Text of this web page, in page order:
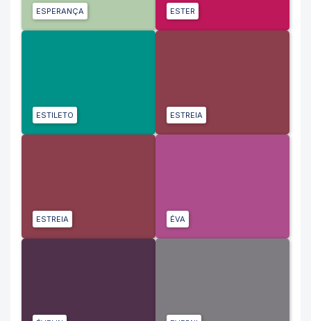
ESPERANÇA ESTER
ESTILETO ESTREIA
ESTREIA ÉVA